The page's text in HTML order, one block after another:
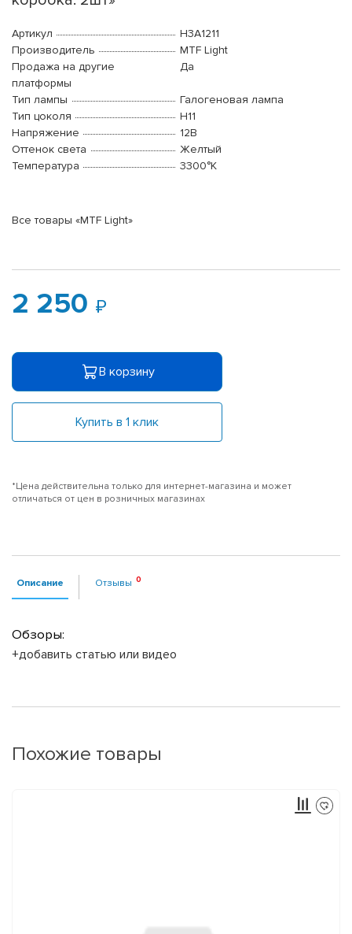
Артикул
H3A1211
Производитель
MTF Light
Продажа на другие
платформы
Да
Тип лампы
Галогеновая лампа
Тип цоколя
H11
Напряжение
12В
Оттенок света
Желтый
Температура
3300°K
Все товары «MTF Light»
2 250
В корзину
Купить в 1 клик
*Цена действительна только для интернет-магазина и может
отличаться от цен в розничных магазинах
Описание Отзывы
Обзоры:
+добавить статью или видео
Похожие товары